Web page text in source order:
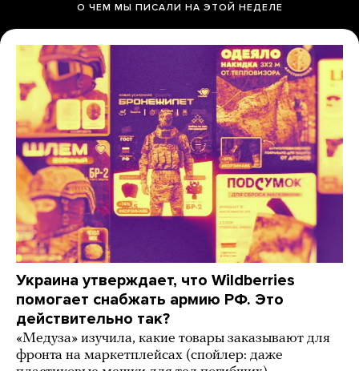
О ЧЕМ МЫ ПИСАЛИ НА ЭТОЙ НЕДЕЛЕ
Украина утверждает, что Wildberries
помогает снабжать армию РФ. Это
действительно так?
«Медуза» изучила, какие товары заказывают для
фронта на маркетплейсах (спойлер: даже